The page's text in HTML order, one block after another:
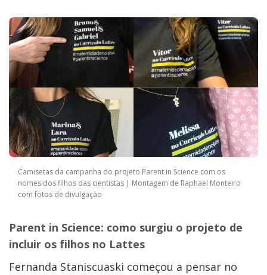
Camisetas da campanha do projeto Parent in Science com os
nomes dos filhos das cientistas | Montagem de Raphael Monteiro
com fotos de divulgação
Parent in Science: como surgiu o projeto de
incluir os filhos no Lattes
Fernanda Staniscuaski começou a pensar no